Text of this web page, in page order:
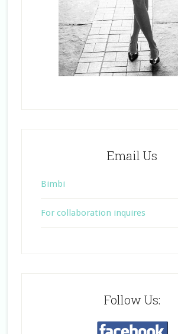
Email Us
Bimbi
For collaboration inquires
Follow Us: